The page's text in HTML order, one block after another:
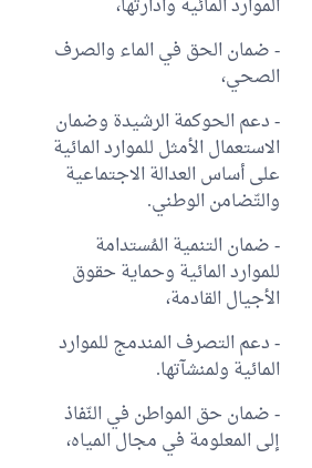
الأول:
الموارد المائية وادارتها،
- ضمان الحق في الماء والصرف
الصحي،
- دعم الحوكمة الرشيدة وضمان
الاستعمال الأمثل للموارد المائية
على أساس العدالة الاجتماعية
والتّضامن الوطني.
- ضمان التنمية المُستدامة
للموارد المائية وحماية حقوق
الأجيال القادمة،
- دعم التصرف المندمج للموارد
المائية ولمنشآتها.
- ضمان حق المواطن في النّفاذ
إلى المعلومة في مجال المياه،